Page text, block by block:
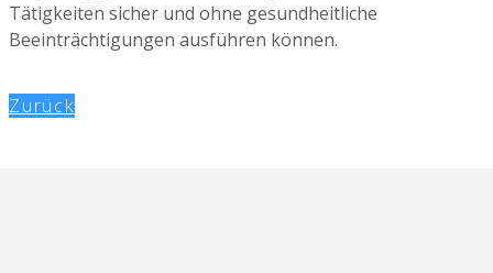
Tätigkeiten sicher und ohne gesundheitliche
Beeinträchtigungen ausführen können.
Zurück